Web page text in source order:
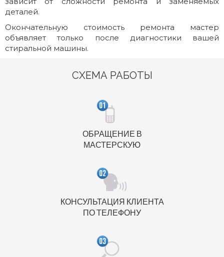
деталей.
Окончательную стоимость ремонта мастер
объявляет только после диагностики вашей
стиральной машины.
СХЕМА РАБОТЫ
ОБРАЩЕНИЕ В
МАСТЕРСКУЮ
КОНСУЛЬТАЦИЯ КЛИЕНТА
ПО ТЕЛЕФОНУ